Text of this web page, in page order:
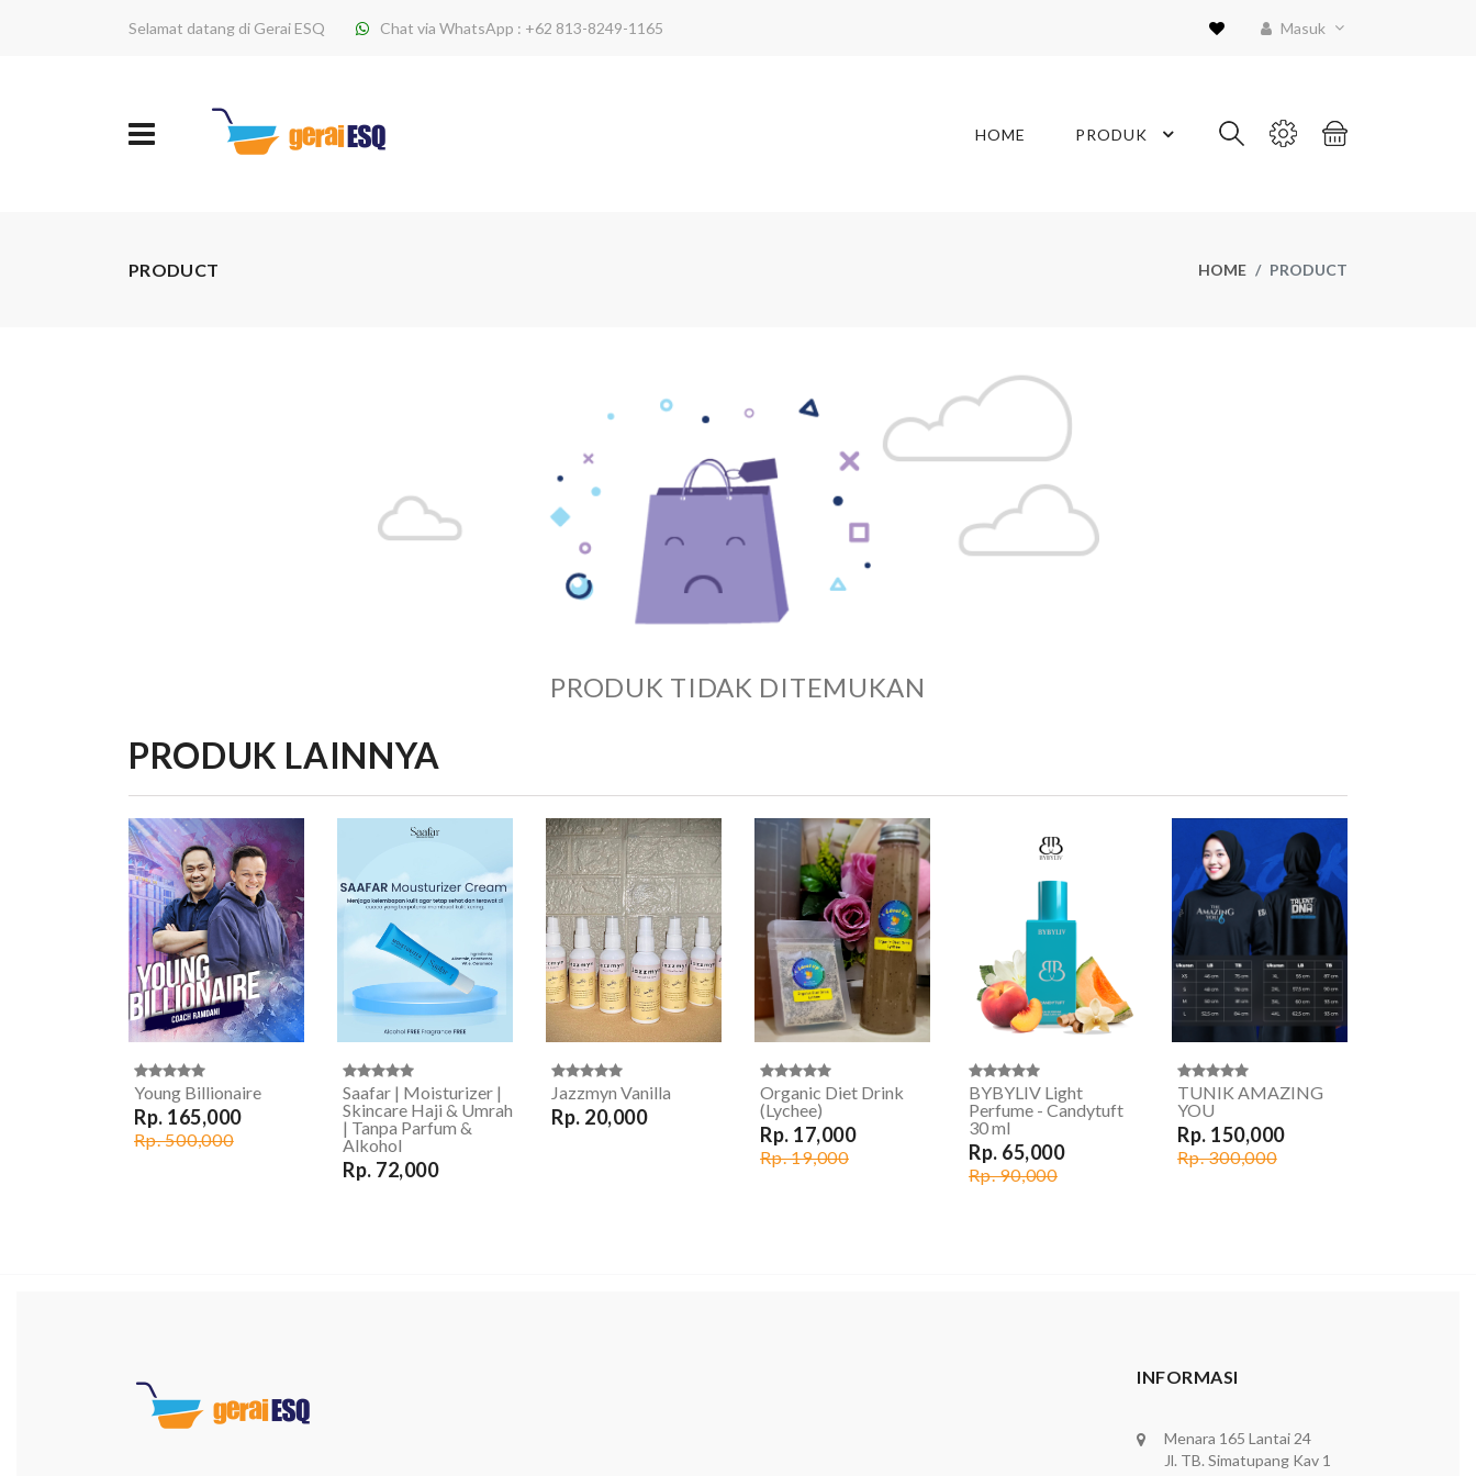
Selamat datang di Gerai ESQ Chat via WhatsApp : +62 813-8249-1165 Masuk
HOME PRODUK
PRODUCT HOME PRODUCT
PRODUK TIDAK DITEMUKAN
PRODUK LAINNYA
Young Billionaire
Rp. 165,000
Rp. 500,000
Saafar | Moisturizer |
Skincare Haji & Umrah
| Tanpa Parfum &
Alkohol
Rp. 72,000
Jazzmyn Vanilla
Rp. 20,000
Organic Diet Drink
(Lychee)
Rp. 17,000
Rp. 19,000
BYBYLIV Light
Perfume - Candytuft
30 ml
Rp. 65,000
Rp. 90,000
TUNIK AMAZING
YOU
Rp. 150,000
Rp. 300,000
INFORMASI
Menara 165 Lantai 24
Jl. TB. Simatupang Kav 1